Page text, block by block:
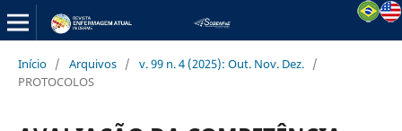
Início / Arquivos / v. 99 n. 4 (2025): Out. Nov. Dez. /
PROTOCOLOS